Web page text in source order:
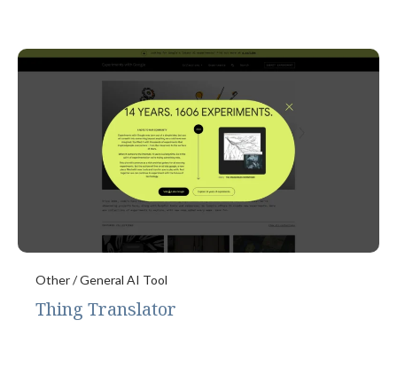
Other / General AI Tool
Thing Translator